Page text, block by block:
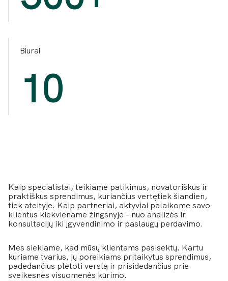
Biurai
10
Kaip specialistai, teikiame patikimus, novatoriškus ir
praktiškus sprendimus, kuriančius vertętiek šiandien,
tiek ateityje. Kaip partneriai, aktyviai palaikome savo
klientus kiekviename žingsnyje – nuo analizės ir
konsultacijų iki įgyvendinimo ir paslaugų perdavimo.
Mes siekiame, kad mūsų klientams pasisektų. Kartu
kuriame tvarius, jų poreikiams pritaikytus sprendimus,
padedančius plėtoti verslą ir prisidedančius prie
sveikesnės visuomenės kūrimo.